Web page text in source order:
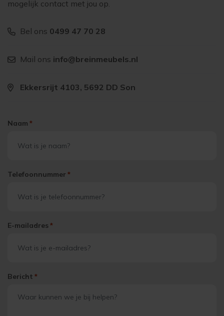
mogelijk contact met jou op.
Bel ons 0499 47 70 28
Mail ons info@breinmeubels.nl
Ekkersrijt 4103, 5692 DD Son
Naam *
Telefoonnummer *
E-mailadres *
Bericht *